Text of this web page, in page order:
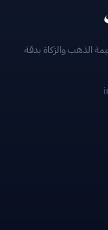
الذهب والزكاة بدقة